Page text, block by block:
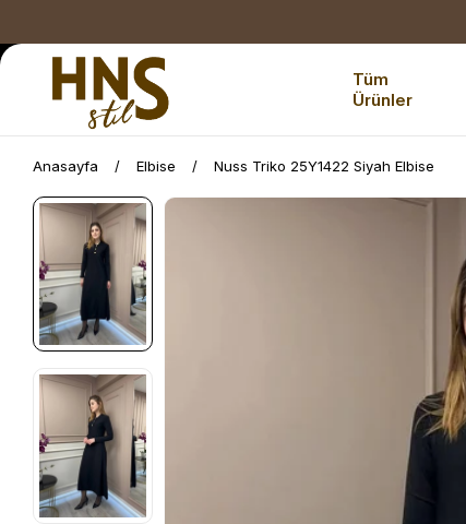
Tüm
Ürünler
Anasayfa Elbise Nuss Triko 25Y1422 Siyah Elbise